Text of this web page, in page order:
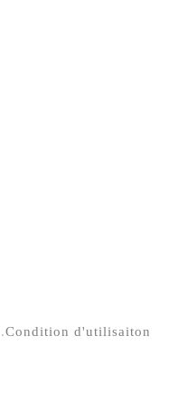
Condition d'utilisaiton